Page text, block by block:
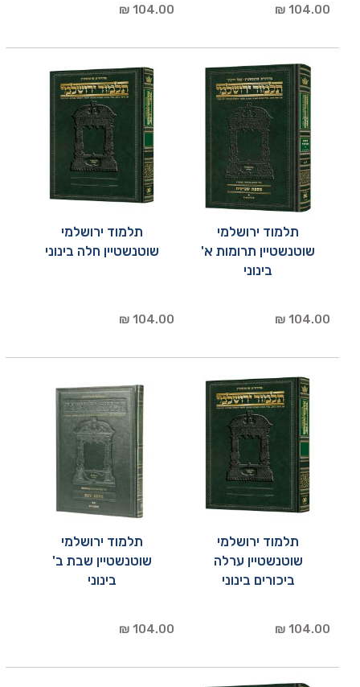
104.00 ₪
104.00 ₪
תלמוד ירושלמי
שוטנשטיין תרומות א'
בינוני
104.00 ₪
תלמוד ירושלמי
שוטנשטיין חלה בינוני
104.00 ₪
תלמוד ירושלמי
שוטנשטיין ערלה
ביכורים בינוני
104.00 ₪
תלמוד ירושלמי
שוטנשטיין שבת ב'
בינוני
104.00 ₪